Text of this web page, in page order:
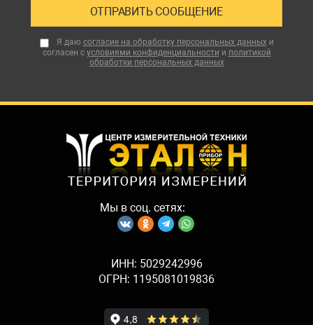
Я даю согласие на обработку персональных данныхи
согласен с условиями конфиденциальности и политикой
обработки персональных данных
Мы в соц. сетях:
ИНН: 5029242996
ОГРН: 1195081019836